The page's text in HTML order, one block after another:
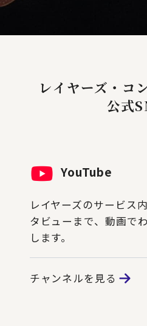
レイヤーズ・コ
公式
YouTube
レイヤーズのサービス
タビューまで、動画で
します。
チャンネルを見る